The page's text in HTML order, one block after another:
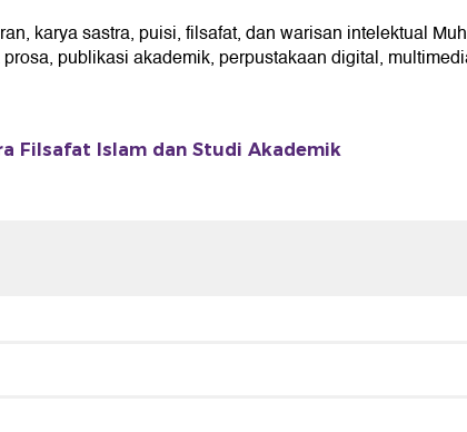
karya sastra, puisi, filsafat, dan warisan intelektual
publikasi akademik, perpustakaan digital,
Filsafat Islam dan Studi Akademik